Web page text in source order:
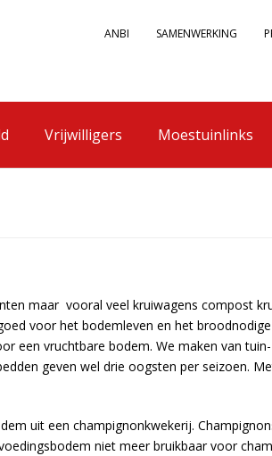
SAMENWERKING
ANBI
Vrijwilligers Moestuinlinks
maar vooral veel kruiwagens compost
voor het bodemleven en het
een vruchtbare bodem. We maken van
geven wel drie oogsten per seizoen.
uit een champignonkwekerij.
niet meer bruikbaar voor